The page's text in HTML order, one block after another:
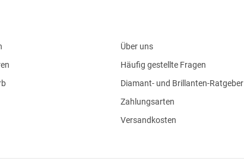
Über uns
Häufig gestellte Fragen
Diamant- und Brillanten-Ratgeber
Zahlungsarten
Versandkosten